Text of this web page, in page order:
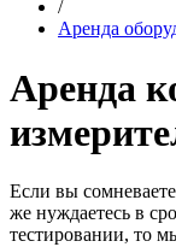
/
Аренда
Аренда
Если вы
же нуждаетесь в
тестировании, то